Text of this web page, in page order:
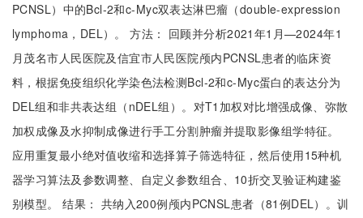
PCNSL）中的Bcl-2和c-Myc双表达淋巴瘤（double-expression
lymphoma，DEL）。 方法： 回顾并分析2021年1月—2024年1
月茂名市人民医院及信宜市人民医院颅内PCNSL患者的临床资
料，根据免疫组织化学染色法检测Bcl-2和c-Myc蛋白的表达分为
DEL组和非共表达组（nDEL组）。对T1加权对比增强成像、弥散
加权成像及水抑制成像进行手工分割肿瘤并提取影像组学特征。
应用重复最小绝对值收缩和选择算子筛选特征，然后使用15种机
器学习算法及参数调整、自定义参数组合、10折交叉验证构建鉴
别模型。 结果： 共纳入200例颅内PCNSL患者（81例DEL）。训